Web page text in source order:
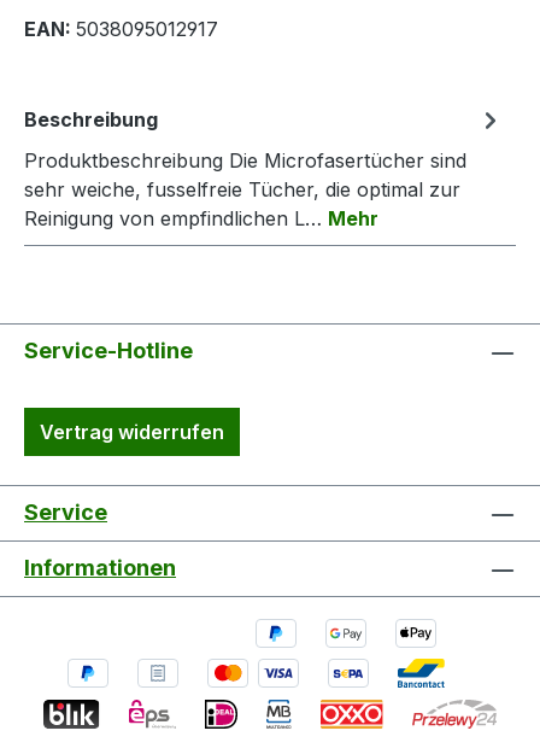
EAN: 5038095012917
Beschreibung
Produktbeschreibung Die Microfasertücher sind
sehr weiche, fusselfreie Tücher, die optimal zur
Reinigung von empfindlichen L… Mehr
Service-Hotline
Vertrag widerrufen
Service
Informationen